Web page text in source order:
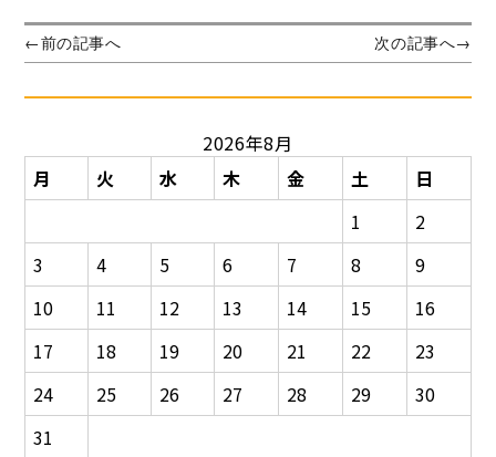
投
稿
ナ
ゲ
ー
シ
ン
前
の
稿:
←前の記事へ
の
稿:
次の記事へ→
2026年8月
月
火 水 木 金 土
日
1
2
3
4 5 6 7 8
9
10
11 12 13 14 15
16
17
18 19 20 21 22
23
24
25 26 27 28 29
30
31